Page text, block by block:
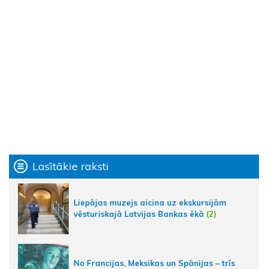
Lasītākie raksti
Liepājas muzejs aicina uz ekskursijām
vēsturiskajā Latvijas Bankas ēkā (2)
No Francijas, Meksikas un Spānijas – trīs